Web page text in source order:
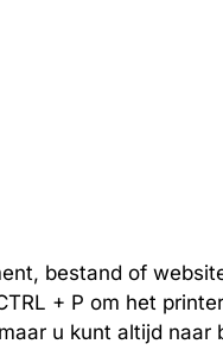
bestand of
+ P om het
u kunt altijd